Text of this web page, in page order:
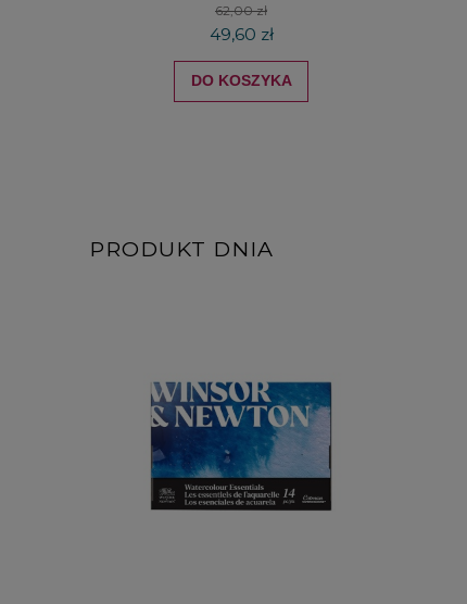
62,00 zł
49,60 zł
DO KOSZYKA
PRODUKT DNIA